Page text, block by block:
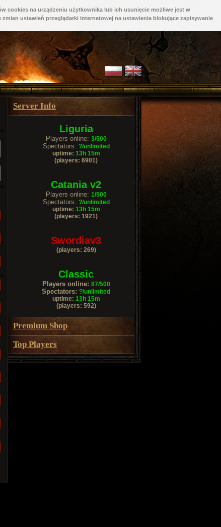
cookies na urządzeniu użytkownika lub ich usunięcie możliwe jest w
ustawień przeglądarki internetowej na ustawienia blokujące zapisywanie
Server Info
Liguria
Players online: 3/500
Spectators: ?/unlimited
uptime: 13h 15m
(players: 6901)
Catania v2
Players online: 1/500
Spectators: ?/unlimited
uptime: 13h 15m
(players: 1921)
Swordiav3
(players: 269)
Classic
Players online: 87/500
Spectators: ?/unlimited
uptime: 13h 15m
(players: 592)
Premium Shop
Top Players